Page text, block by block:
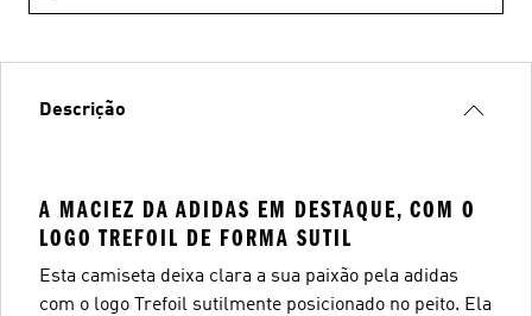
Descrição
A MACIEZ DA ADIDAS EM DESTAQUE, COM O
LOGO TREFOIL DE FORMA SUTIL
Esta camiseta deixa clara a sua paixão pela adidas
com o logo Trefoil sutilmente posicionado no peito. Ela